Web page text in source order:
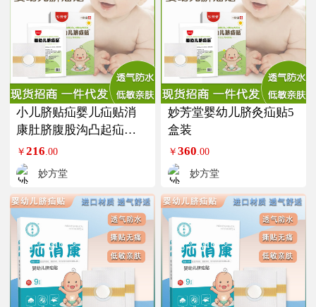
小儿脐贴疝婴儿疝贴消
康肚脐腹股沟凸起疝贴3
盒装
￥216 .00
妙方堂
妙芳堂婴幼儿脐灸疝贴5
盒装
￥360 .00
妙方堂